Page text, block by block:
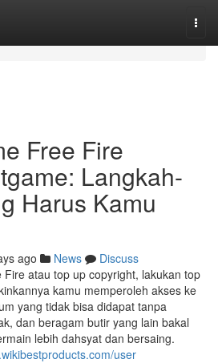
Free Fire
Langkah-
Harus Kamu
ago News
Discuss
atau top up copyright, lakukan top
kamu memperoleh akses ke
yang tidak bisa didapat tanpa
dan beragam butir yang lain bakal
lebih dahsyat dan bersaing.
user